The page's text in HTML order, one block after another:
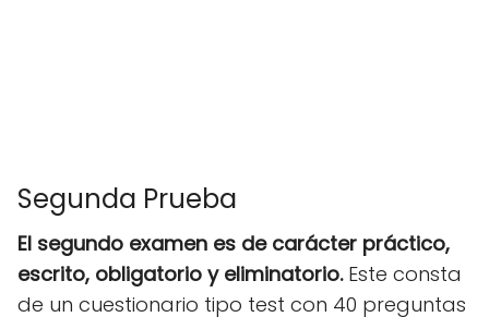
Segunda Prueba
El segundo examen es de carácter práctico,
escrito, obligatorio y eliminatorio. Este consta
de un cuestionario tipo test con 40 preguntas